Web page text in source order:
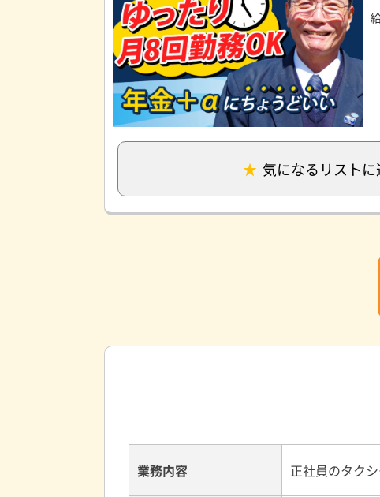
気になるリスト
業務内容 正社員のタク